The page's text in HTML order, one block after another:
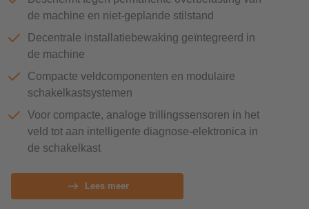
de machine en niet-geplande stilstand
Decentrale installatiebewaking geïntegreerd in
de machine
Compacte veldcomponenten en modulaire
schakelkastsystemen
Voor compacte, analoge trillingssensoren in het
veld tot aan intelligente diagnose-elektronica in
de schakelkast
Lees meer